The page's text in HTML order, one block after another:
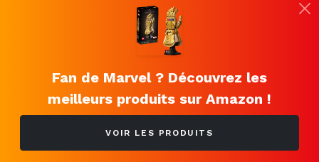
découvert qu’à cause de cette défaite initiale de
Lazare par Logan, à chaque fois que celui-ci était
sérieusement blessé au point d’épuiser son facteur
triomphant de Lazare au sein d’une arène astrale.
Les années folles
Après cela, Logan retourna au Canada et Burr, sur les
ordres d’un homme de main de Romulus, tua Janet
Fan de Marvel ? Découvrez les
meilleurs produits sur Amazon !
VOIR LES PRODUITS